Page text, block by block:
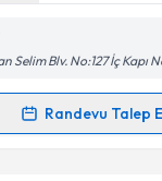
okudum ve kişisel
işlenmesini kabul
Takvim Talebini
Selim Blv. No:127 İç Kapı
Randevu Talep
Takvimi Talebi